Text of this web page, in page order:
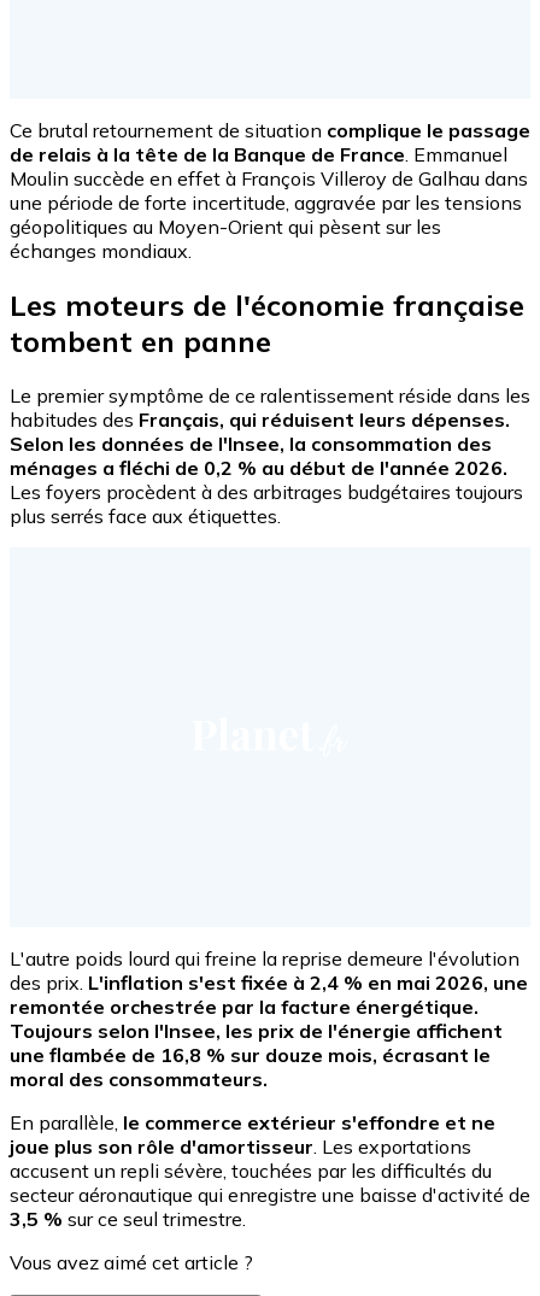
Ce brutal retournement de situation complique le passage
de relais à la tête de la Banque de France . Emmanuel
Moulin succède en effet à François Villeroy de Galhau dans
une période de forte incertitude, aggravée par les tensions
géopolitiques au Moyen-Orient qui pèsent sur les
échanges mondiaux.
Les moteurs de l'économie française
tombent en panne
Le premier symptôme de ce ralentissement réside dans les
habitudes des Français, qui réduisent leurs dépenses.
Selon les données de l'Insee, la consommation des
ménages a fléchi de 0,2 % au début de l'année 2026.
Les foyers procèdent à des arbitrages budgétaires toujours
plus serrés face aux étiquettes.
L'autre poids lourd qui freine la reprise demeure l'évolution
des prix. L'inflation s'est fixée à 2,4 % en mai 2026, une
remontée orchestrée par la facture énergétique.
Toujours selon l'Insee, les prix de l'énergie affichent
une flambée de 16,8 % sur douze mois, écrasant le
moral des consommateurs.
En parallèle, le commerce extérieur s'effondre et ne
joue plus son rôle d'amortisseur . Les exportations
accusent un repli sévère, touchées par les difficultés du
secteur aéronautique qui enregistre une baisse d'activité de
3,5 % sur ce seul trimestre.
Vous avez aimé cet article ?